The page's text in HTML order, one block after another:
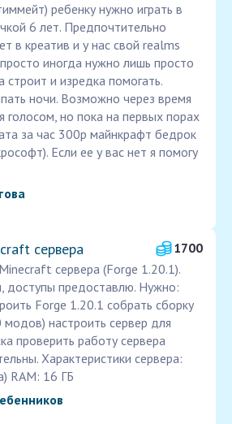
ребенку нужно играть в
6 лет. Предпочтительно
в креатив и у нас свой realms
иногда нужно лишь просто
строит и изредка помогать.
ночи. Возможно через время
голосом, но пока на первых порах
за час 300р майнкрафт бедрок
Если ее у вас нет я помогу
сервера
1700
сервера (Forge 1.20.1).
доступы предоставлю. Нужно:
Forge 1.20.1 собрать сборку
настроить сервер для
проверить работу сервера
Характеристики сервера:
RAM: 16 ГБ